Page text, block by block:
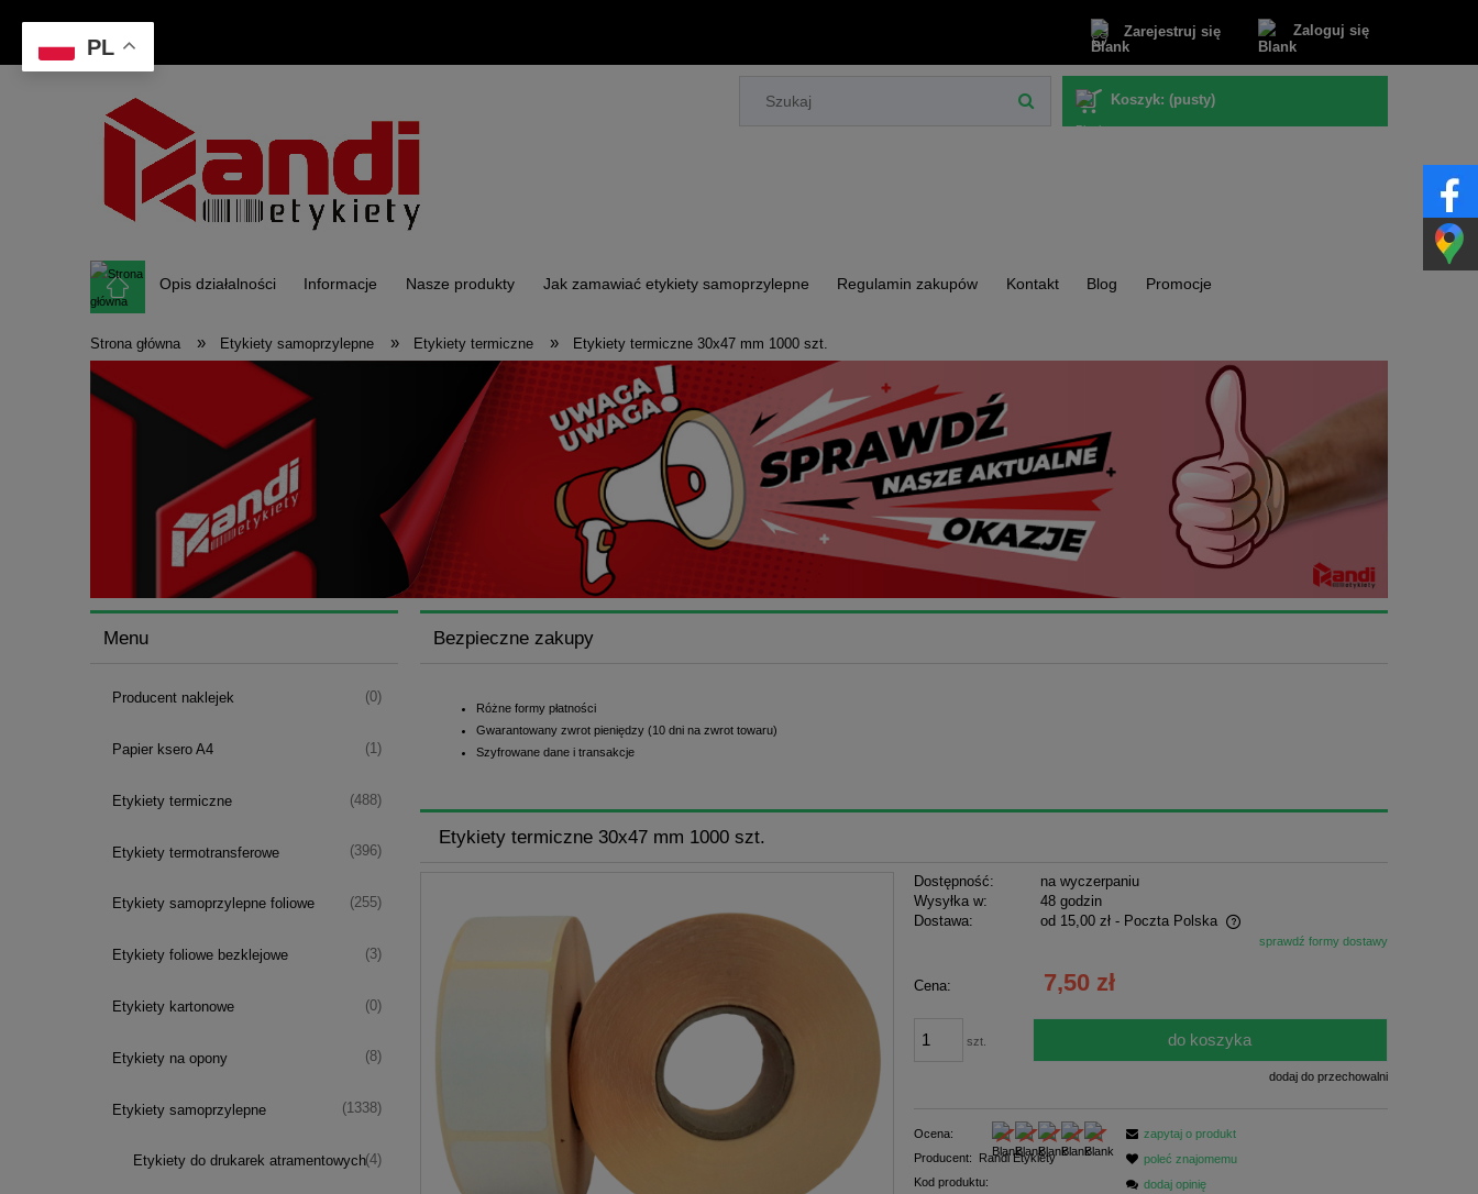
Zarejestruj się Zaloguj się
Koszyk: (pusty)
Opis działalności Informacje Nasze produkty Jak zamawiać etykiety samoprzylepne Regulamin zakupów Kontakt Blog Promocje
Strona główna » Etykiety samoprzylepne » Etykiety termiczne » Etykiety termiczne 30x47 mm 1000 szt.
Menu
Producent naklejek (0)
Papier ksero A4 (1)
Etykiety termiczne (488)
Etykiety termotransferowe (396)
Etykiety samoprzylepne foliowe (255)
Etykiety foliowe bezklejowe (3)
Etykiety kartonowe (0)
Etykiety na opony (8)
Etykiety samoprzylepne (1338)
Etykiety do drukarek atramentowych(4)
Bezpieczne zakupy
Różne formy płatności
Gwarantowany zwrot pieniędzy (10 dni na zwrot towaru)
Szyfrowane dane i transakcje
Etykiety termiczne 30x47 mm 1000 szt.
Dostępność:
na wyczerpaniu
Wysyłka w:
48 godzin
Dostawa:
od 15,00 zł - Poczta Polska
Cena nie zawiera ewentualnych kosztów
płatności
sprawdź formy dostawy
Cena: 7,50 zł
szt. do koszyka
dodaj do przechowalni
Ocena:
Producent:
Randi Etykiety
Kod produktu:
zapytaj o produkt
poleć znajomemu
dodaj opinię
PL